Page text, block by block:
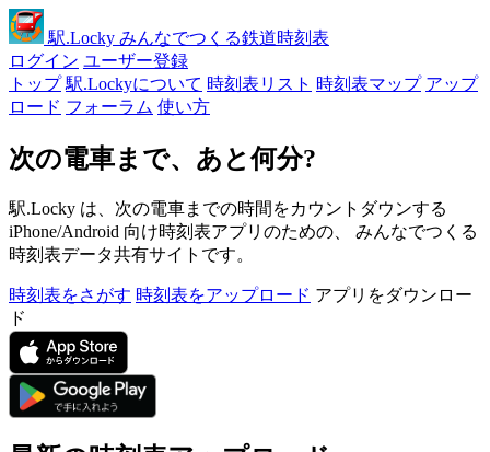
駅.Locky みんなでつくる鉄道時刻表
ログイン ユーザー登録
トップ 駅.Lockyについて 時刻表リスト 時刻表マップ アップ
ロード フォーラム 使い方
次の電車まで、あと何分?
駅.Locky は、次の電車までの時間をカウントダウンする
iPhone/Android 向け時刻表アプリのための、 みんなでつくる
時刻表データ共有サイトです。
時刻表をさがす 時刻表をアップロード アプリをダウンロー
ド